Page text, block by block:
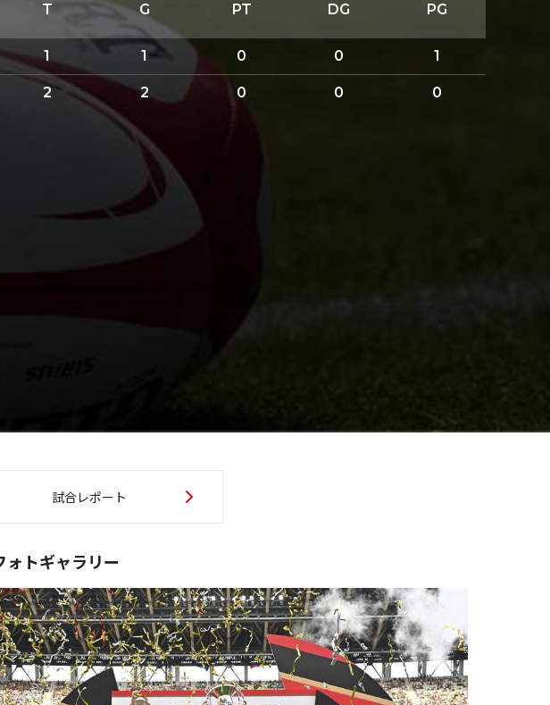
T G PT DG PG
1 1 0 0 1
2 2 0 0 0
試合レポート
ォトギャラリー